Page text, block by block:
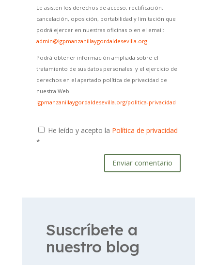
Le asisten los derechos de acceso, rectificación,
cancelación, oposición, portabilidad y limitación que
podrá ejercer en nuestras oficinas o en el email:
admin@igpmanzanillaygordaldesevilla.org
Podrá obtener información ampliada sobre el
tratamiento de sus datos personales y el ejercicio de
derechos en el apartado política de privacidad de
nuestra Web
igpmanzanillaygordaldesevilla.org/politica-privacidad
He leído y acepto la Política de privacidad
*
Enviar comentario
Suscríbete a
nuestro blog